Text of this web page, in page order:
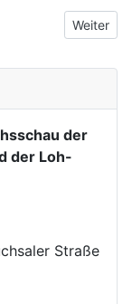
Nächster
Weiter
der
der Loh-
Straße